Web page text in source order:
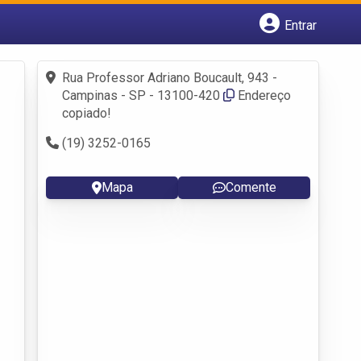
Entrar
Fazer login
Criar conta
Rua Professor Adriano Boucault, 943 -
Campinas - SP - 13100-420
Endereço
copiado!
(19) 3252-0165
Mapa Comente